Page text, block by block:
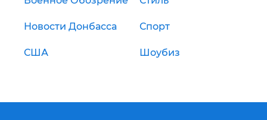
Новости Донбасса Спорт
США Шоубиз